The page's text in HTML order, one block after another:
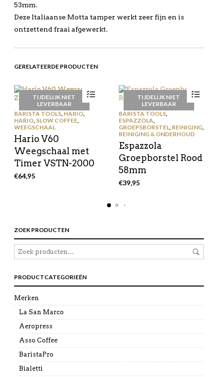
53mm.
Deze Italiaanse Motta tamper werkt zeer fijn en is
ontzettend fraai afgewerkt.
GERELATEERDE PRODUCTEN
TIJDELIJK NIET
LEVERBAAR
BARISTA TOOLS, HARIO,
HARIO, SLOW COFFEE,
WEEGSCHAAL
Hario V60
Weegschaal met
Timer VSTN-2000
€64,95
TIJDELIJK NIET
LEVERBAAR
BARISTA TOOLS,
ESPAZZOLA,
GROEPSBORSTEL, REINIGING,
REINIGING & ONDERHOUD
Espazzola
Groepborstel Rood
58mm
€39,95
ZOEK PRODUCTEN
PRODUCTCATEGORIEËN
Merken
La San Marco
Aeropress
Asso Coffee
BaristaPro
Bialetti